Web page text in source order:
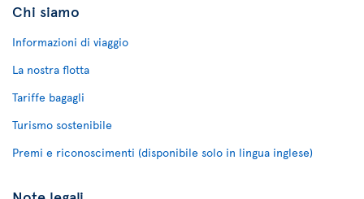
Chi siamo
Informazioni di viaggio
La nostra flotta
Tariffe bagagli
Turismo sostenibile
Premi e riconoscimenti (disponibile solo in lingua inglese)